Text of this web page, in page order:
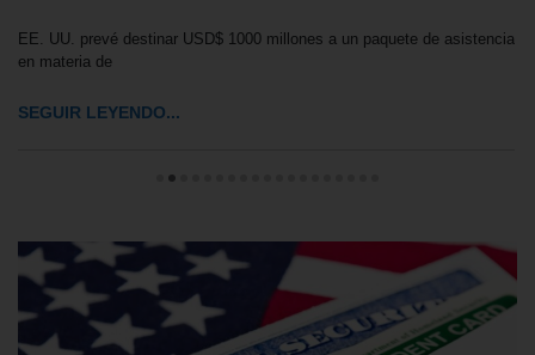
EE. UU. prevé destinar USD$ 1000 millones a un paquete de asistencia
en materia de
SEGUIR LEYENDO...